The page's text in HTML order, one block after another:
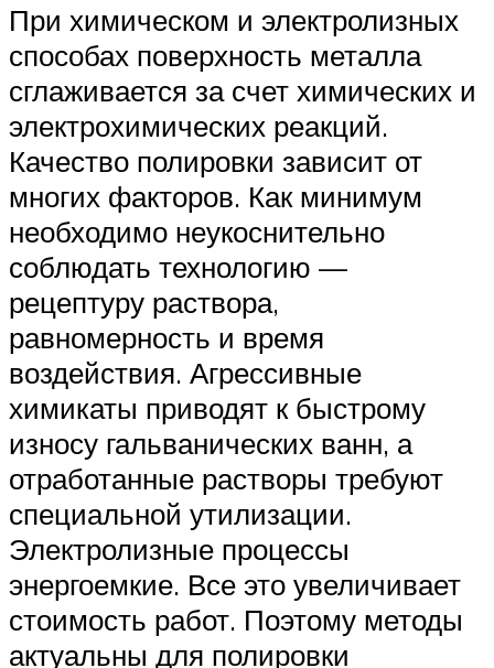
При химическом и электролизных
способах поверхность металла
сглаживается за счет химических и
электрохимических реакций.
Качество полировки зависит от
многих факторов. Как минимум
необходимо неукоснительно
соблюдать технологию —
рецептуру раствора,
равномерность и время
воздействия. Агрессивные
химикаты приводят к быстрому
износу гальванических ванн, а
отработанные растворы требуют
специальной утилизации.
Электролизные процессы
энергоемкие. Все это увеличивает
стоимость работ. Поэтому методы
актуальны для полировки